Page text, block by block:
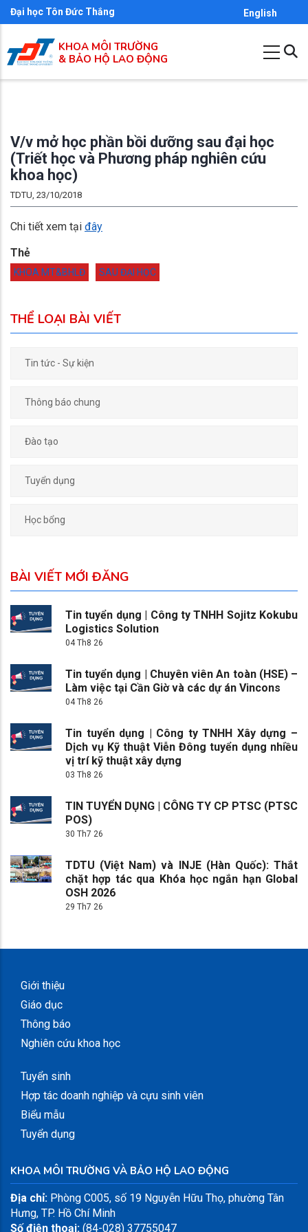
Nhảy
đến
nội
dung
Đại học Tôn Đức Thắng English
KHOA MÔI TRƯỜNG
& BẢO HỘ LAO ĐỘNG
V/v mở học phần bồi dưỡng sau đại học
(Triết học và Phương pháp nghiên cứu
khoa học)
TDTU, 23/10/2018
Chi tiết xem tại đây
Thẻ
KHOA MT&BHLĐ SAU ĐẠI HỌC
THỂ LOẠI BÀI VIẾT
Tin tức - Sự kiện
Thông báo chung
Đào tạo
Tuyển dụng
Học bổng
BÀI VIẾT MỚI ĐĂNG
Tin tuyển dụng | Công ty TNHH Sojitz Kokubu
Logistics Solution
04 Th8 26
Tin tuyển dụng | Chuyên viên An toàn (HSE) –
Làm việc tại Cần Giờ và các dự án Vincons
04 Th8 26
Tin tuyển dụng | Công ty TNHH Xây dựng –
Dịch vụ Kỹ thuật Viễn Đông tuyển dụng nhiều
vị trí kỹ thuật xây dựng
03 Th8 26
TIN TUYỂN DỤNG | CÔNG TY CP PTSC (PTSC
POS)
30 Th7 26
TDTU (Việt Nam) và INJE (Hàn Quốc): Thắt
chặt hợp tác qua Khóa học ngắn hạn Global
OSH 2026
29 Th7 26
Giới thiệu
Giáo dục
Thông báo
Nghiên cứu khoa học
Tuyển sinh
Hợp tác doanh nghiệp và cựu sinh viên
Biểu mẫu
Tuyển dụng
KHOA MÔI TRƯỜNG VÀ BẢO HỘ LAO ĐỘNG
Địa chỉ: Phòng C005, số 19 Nguyễn Hữu Thọ, phường Tân
Hưng, TP. Hồ Chí Minh
Số điện thoại: (84-028) 37755047